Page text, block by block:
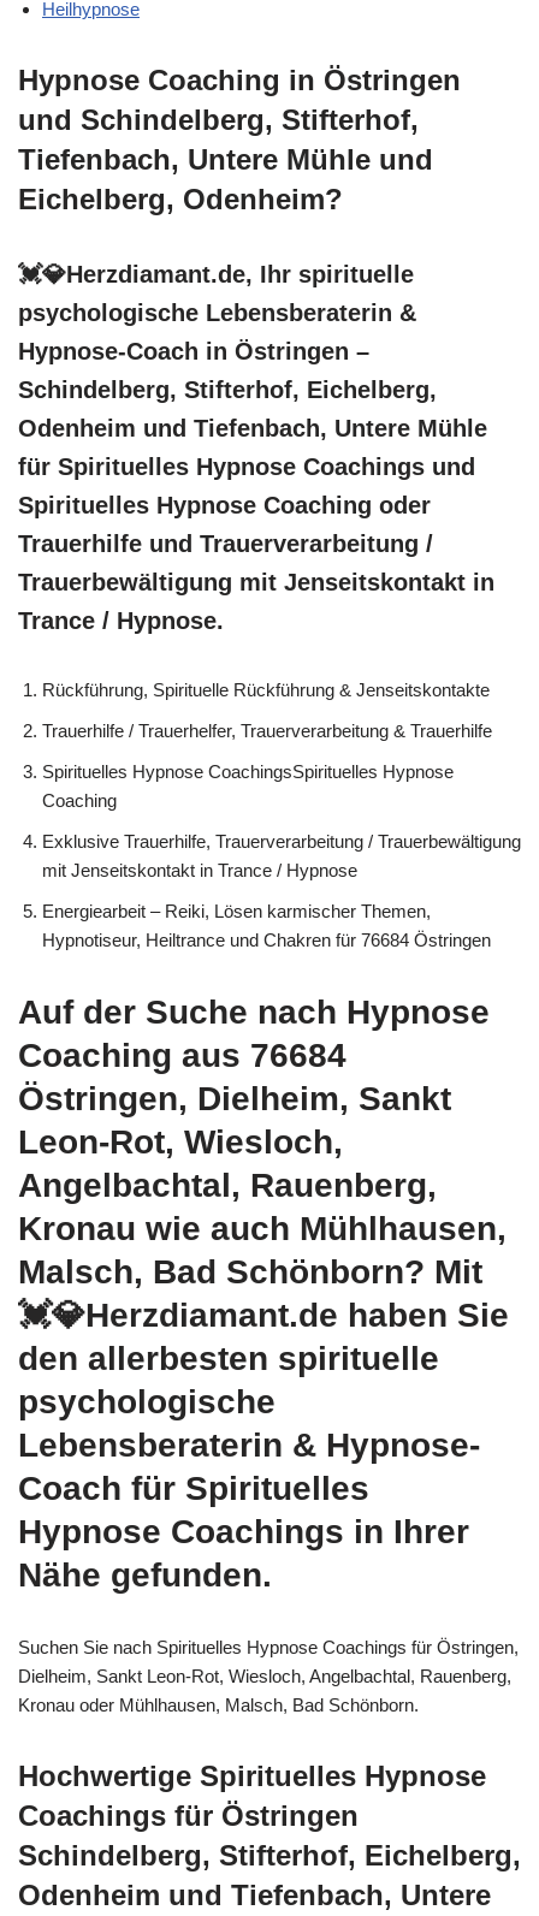
Heilhypnose
Hypnose Coaching in Östringen
und Schindelberg, Stifterhof,
Tiefenbach, Untere Mühle und
Eichelberg, Odenheim?
💓️💎Herzdiamant.de, Ihr spirituelle
psychologische Lebensberaterin &
Hypnose-Coach in Östringen –
Schindelberg, Stifterhof, Eichelberg,
Odenheim und Tiefenbach, Untere Mühle
für Spirituelles Hypnose Coachings und
Spirituelles Hypnose Coaching oder
Trauerhilfe und Trauerverarbeitung /
Trauerbewältigung mit Jenseitskontakt in
Trance / Hypnose.
Rückführung, Spirituelle Rückführung & Jenseitskontakte
Trauerhilfe / Trauerhelfer, Trauerverarbeitung & Trauerhilfe
Spirituelles Hypnose CoachingsSpirituelles Hypnose
Coaching
Exklusive Trauerhilfe, Trauerverarbeitung / Trauerbewältigung
mit Jenseitskontakt in Trance / Hypnose
Energiearbeit – Reiki, Lösen karmischer Themen,
Hypnotiseur, Heiltrance und Chakren für 76684 Östringen
Auf der Suche nach Hypnose
Coaching aus 76684
Östringen, Dielheim, Sankt
Leon-Rot, Wiesloch,
Angelbachtal, Rauenberg,
Kronau wie auch Mühlhausen,
Malsch, Bad Schönborn? Mit
💓️💎Herzdiamant.de haben Sie
den allerbesten spirituelle
psychologische
Lebensberaterin & Hypnose-
Coach für Spirituelles
Hypnose Coachings in Ihrer
Nähe gefunden.
Suchen Sie nach Spirituelles Hypnose Coachings für Östringen,
Dielheim, Sankt Leon-Rot, Wiesloch, Angelbachtal, Rauenberg,
Kronau oder Mühlhausen, Malsch, Bad Schönborn.
Hochwertige Spirituelles Hypnose
Coachings für Östringen
Schindelberg, Stifterhof, Eichelberg,
Odenheim und Tiefenbach, Untere